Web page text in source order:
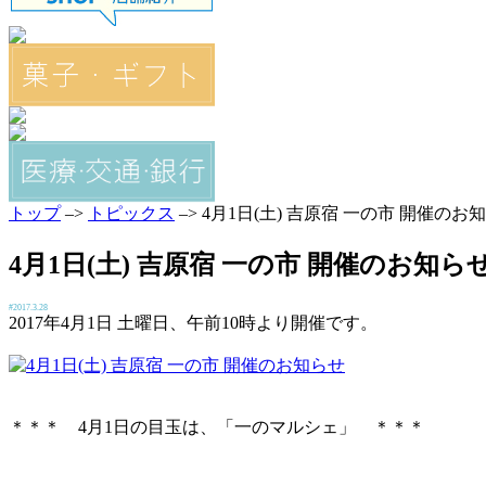
トップ–> トピックス –> 4月1日(土) 吉原宿 一の市 開催のお
4月1日(土) 吉原宿 一の市 開催のお知ら
#2017.3.28
2017年4月1日 土曜日、午前10時より開催です。
＊＊＊ 4月1日の目玉は、「一のマルシェ」 ＊＊＊